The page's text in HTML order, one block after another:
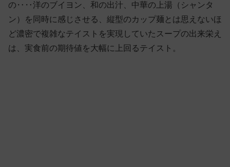
の‥‥洋のブイヨン、和の出汁、中華の上湯（シャンタ
ン）を同時に感じさせる、縦型のカップ麺とは思えないほ
ど濃密で複雑なテイストを実現していたスープの出来栄え
は、実食前の期待値を大幅に上回るテイスト。